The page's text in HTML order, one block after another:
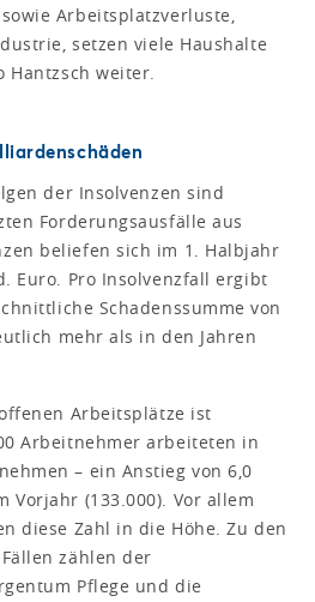
Arbeitsplatzverluste,
setzen viele Haushalte
Hantzsch weiter.
der Insolvenzen sind
Forderungsausfälle aus
beliefen sich im 1. Halbjahr
Euro. Pro Insolvenzfall ergibt
Schadenssumme von
mehr als in den Jahren
Arbeitsplätze ist
Arbeitnehmer arbeiteten in
– ein Anstieg von 6,0
Vorjahr (133.000). Vor allem
diese Zahl in die Höhe. Zu den
zählen der
Pflege und die